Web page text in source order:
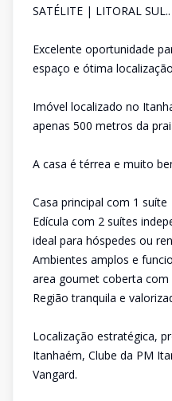
SATÉLITE | LITORAL SUL..
Excelente oportunidade
espaço e ótima
Imóvel localizado no
apenas 500 metros da
A casa é térrea e muito
Casa principal com 1 suíte
Edícula com 2 suítes
ideal para hóspedes ou
Ambientes amplos e
area goumet coberta com
Região tranquila e
Localização estratégica,
Itanhaém, Clube da PM
Vangard.